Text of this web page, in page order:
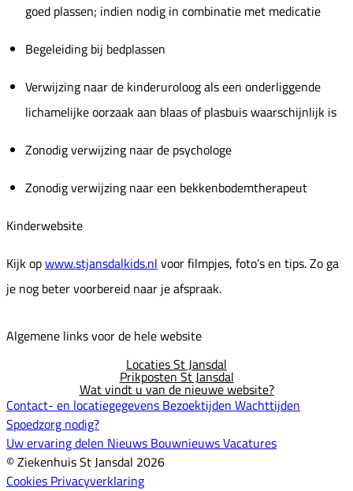
goed plassen; indien nodig in combinatie met medicatie
Begeleiding bij bedplassen
Verwijzing naar de kinderuroloog als een onderliggende
lichamelijke oorzaak aan blaas of plasbuis waarschijnlijk is
Zonodig verwijzing naar de psychologe
Zonodig verwijzing naar een bekkenbodemtherapeut
Kinderwebsite
Kijk opwww.stjansdalkids.nl voor filmpjes, foto’s en tips. Zo ga
je nog beter voorbereid naar je afspraak.
Algemene links voor de hele website
Locaties St Jansdal
Prikposten St Jansdal
Wat vindt u van de nieuwe website?
Contact- en locatiegegevens Bezoektijden Wachttijden
Spoedzorg nodig?
Uw ervaring delen Nieuws BouwnieuwsVacatures
© Ziekenhuis St Jansdal 2026
Cookies Privacyverklaring